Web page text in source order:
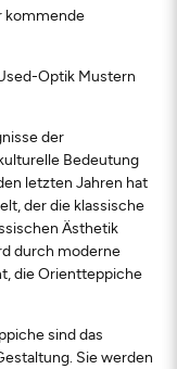
kommende
Optik Mustern
der
Bedeutung
letzten Jahren hat
der die klassische
Ästhetik
durch moderne
die Orientteppiche
sind das
Sie werden